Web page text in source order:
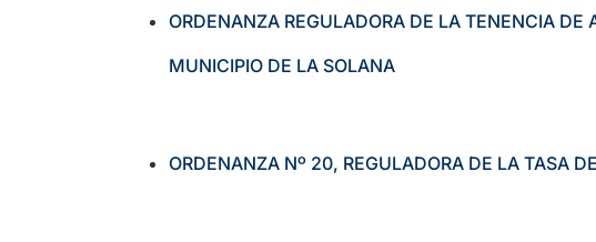
ORDENANZA REGULADORA DE LA TENENCIA DE
MUNICIPIO DE LA SOLANA
ORDENANZA Nº 20, REGULADORA DE LA TASA